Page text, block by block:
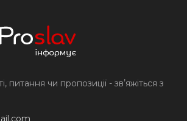
питання чи пропозиції - звʼяжіться з